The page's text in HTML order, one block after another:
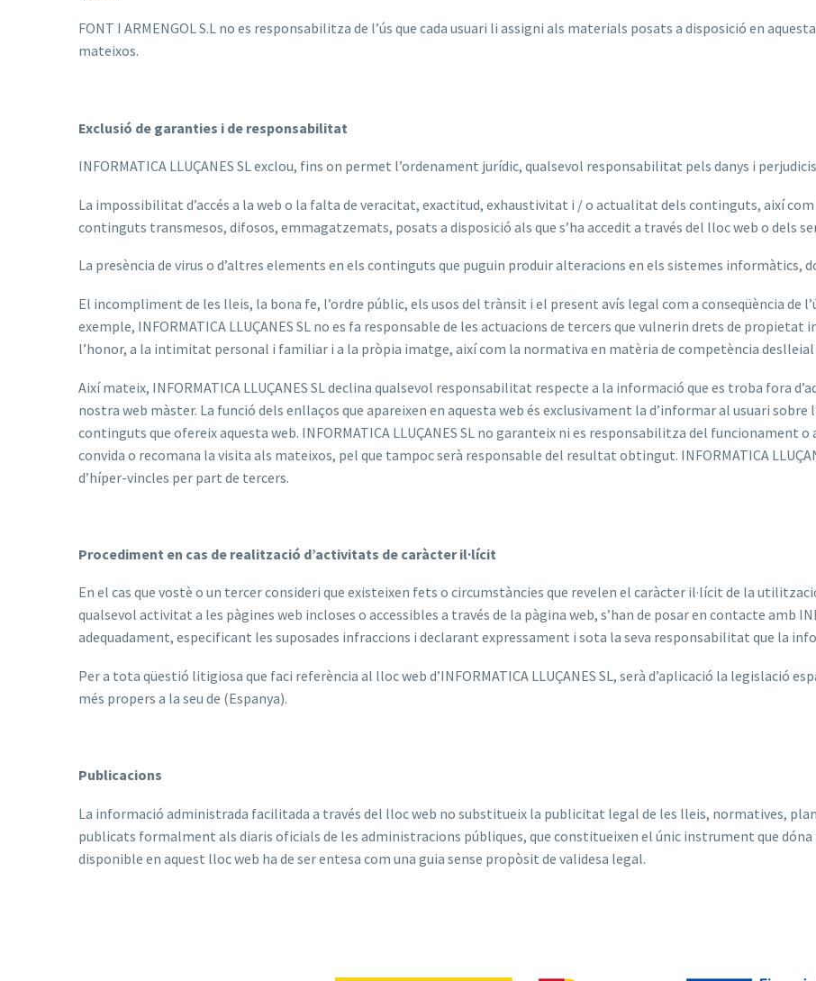
FONT I ARMENGOL S.L no es responsabilitza de l’ús que cada usuari li assigni als materials posats a disposició en
mateixos.
Exclusió de garanties i de responsabilitat
INFORMATICA LLUÇANES SL exclou, fins on permet l’ordenament jurídic, qualsevol responsabilitat pels danys i
La impossibilitat d’accés a la web o la falta de veracitat, exactitud, exhaustivitat i / o actualitat dels continguts, així com
continguts transmesos, difosos, emmagatzemats, posats a disposició als que s’ha accedit a través del lloc web o dels
La presència de virus o d’altres elements en els continguts que puguin produir alteracions en els sistemes informàtics,
El incompliment de les lleis, la bona fe, l’ordre públic, els usos del trànsit i el present avís legal com a conseqüència de
exemple, INFORMATICA LLUÇANES SL no es fa responsable de les actuacions de tercers que vulnerin drets de
l’honor, a la intimitat personal i familiar i a la pròpia imatge, així com la normativa en matèria de competència
Així mateix, INFORMATICA LLUÇANES SL declina qualsevol responsabilitat respecte a la informació que es troba fora
nostra web màster. La funció dels enllaços que apareixen en aquesta web és exclusivament la d’informar al usuari
continguts que ofereix aquesta web. INFORMATICA LLUÇANES SL no garanteix ni es responsabilitza del funcionament
convida o recomana la visita als mateixos, pel que tampoc serà responsable del resultat obtingut. INFORMATICA
d’híper-vincles per part de tercers.
Procediment en cas de realització d’activitats de caràcter il·lícit
En el cas que vostè o un tercer consideri que existeixen fets o circumstàncies que revelen el caràcter il·lícit de la
qualsevol activitat a les pàgines web incloses o accessibles a través de la pàgina web, s’han de posar en contacte amb
adequadament, especificant les suposades infraccions i declarant expressament i sota la seva responsabilitat que la
Per a tota qüestió litigiosa que faci referència al lloc web d’INFORMATICA LLUÇANES SL, serà d’aplicació la legislació
més propers a la seu de (Espanya).
Publicacions
La informació administrada facilitada a través del lloc web no substitueix la publicitat legal de les lleis, normatives,
publicats formalment als diaris oficials de les administracions públiques, que constitueixen el únic instrument que
disponible en aquest lloc web ha de ser entesa com una guia sense propòsit de validesa legal.